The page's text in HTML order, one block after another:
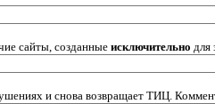
сайты, созданныеисключительно для
и снова возвращает ТИЦ.